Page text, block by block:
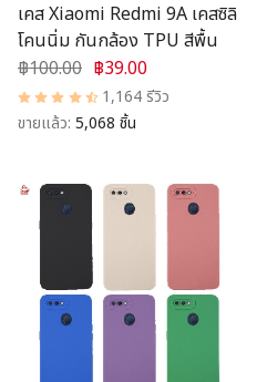
เคส Xiaomi Redmi 9A เคสซิลิ
โคนนิ่ม กันกล้อง TPU สีพื้น
฿100.00 ฿39.00
1,164 รีวิว
ขายแล้ว: 5,068 ชิ้น